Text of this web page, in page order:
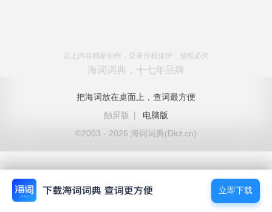
以上内容独家创作，受著作权保护，侵权必究
海词词典，十七年品牌
把海词放在桌面上，查词最方便
触屏版
|
电脑版
©2003 - 2026 海词词典(Dict.cn)
立即下载
立即下载